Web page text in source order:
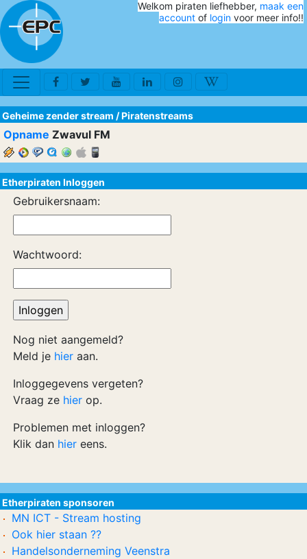
Welkom piraten liefhebber, maak een
account of login voor meer info!!
Geheime zender stream /Piratenstreams
Opname Zwavul FM
Etherpiraten Inloggen
Gebruikersnaam:
Wachtwoord:
Nog niet aangemeld?
Meld je hier aan.
Inloggegevens vergeten?
Vraag ze hier op.
Problemen met inloggen?
Klik dan hier eens.
Etherpiraten sponsoren
MN ICT - Stream hosting
Ook hier staan ??
Handelsonderneming Veenstra